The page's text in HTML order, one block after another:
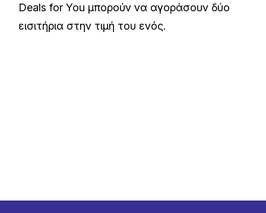
Deals for You μπορούν να αγοράσουν δύο
εισιτήρια στην τιμή του ενός.